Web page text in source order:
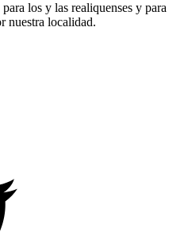
los y las realiquenses y para
nuestra localidad.